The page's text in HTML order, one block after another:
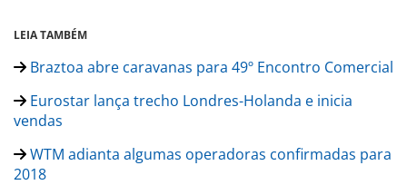
LEIA TAMBÉM
Braztoa abre caravanas para 49º Encontro Comercial
Eurostar lança trecho Londres-Holanda e inicia
vendas
WTM adianta algumas operadoras confirmadas para
2018